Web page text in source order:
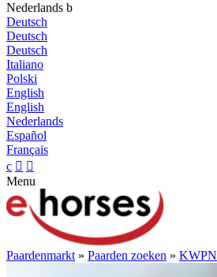
Nederlands b
Deutsch
Deutsch
Deutsch
Italiano
Polski
English
English
Nederlands
Español
Français
c  
Menu
Paardenmarkt » Paarden zoeken » KWPN